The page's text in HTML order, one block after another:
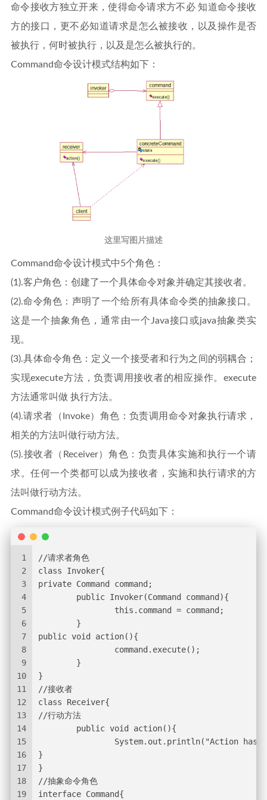
命令接收方独立开来，使得命令请求方不必 知道命令接收
方的接口，更不必知道请求是怎么被接收，以及操作是否
被执行，何时被执行，以及是怎么被执行的。
Command命令设计模式结构如下：
这里写图片描述
Command命令设计模式中5个角色：
(1).客户角色：创建了一个具体命令对象并确定其接收者。
(2).命令角色：声明了一个给所有具体命令类的抽象接口。
这是一个抽象角色，通常由一个Java接口或java抽象类实
现。
(3).具体命令角色：定义一个接受者和行为之间的弱耦合；
实现execute方法，负责调用接收者的相应操作。execute
方法通常叫做 执行方法。
(4).请求者（Invoke）角色：负责调用命令对象执行请求，
相关的方法叫做行动方法。
(5).接收者（Receiver）角色：负责具体实施和执行一个请
求。任何一个类都可以成为接收者，实施和执行请求的方
法叫做行动方法。
Command命令设计模式例子代码如下：
1
2
3
4
5
6
7
8
9
10
11
12
13
14
15
16
17
18
19
//请求者角色
class Invoker{
private Command command;
        public Invoker(Command command){
                this.command = command;
        }
public void action(){
                command.execute();
        }
}
//接收者
class Receiver{
//行动方法
        public void action(){
System.out.println("Action
}
}
//抽象命令角色
interface Command{